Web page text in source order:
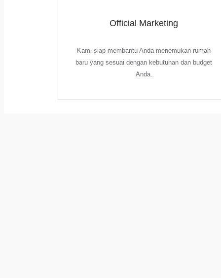
Official Marketing
Kami siap membantu Anda menemukan rumah
baru yang sesuai dengan kebutuhan dan budget
Anda.